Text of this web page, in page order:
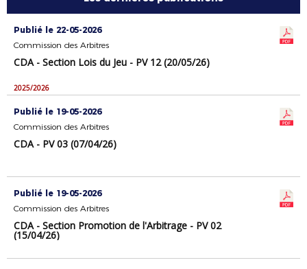
Publié le 22-05-2026
Commission des Arbitres
CDA - Section Lois du Jeu - PV 12 (20/05/26)
2025/2026
Publié le 19-05-2026
Commission des Arbitres
CDA - PV 03 (07/04/26)
Publié le 19-05-2026
Commission des Arbitres
CDA - Section Promotion de l'Arbitrage - PV 02
(15/04/26)